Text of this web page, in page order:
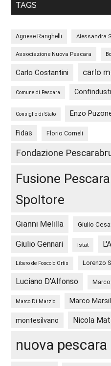
TAGS
Agnese Ranghelli Alessandra
Associazione Nuova Pescara
Carlo Costantini carlo
Comune di Pescara
Consiglio di Stato Enzo
Fidas Florio Corneli
Fondazione
Fusione
Spoltore
Gianni Melilla Giulio
Giulio Gennari Istat
Libero de Foscolo Ortis Lorenzo
Luciano D'Alfonso
Marco Di Marzio Marco
montesilvano Nicola
nuova pescara